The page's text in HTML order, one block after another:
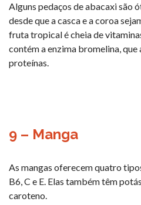
Alguns pedaços de abacaxi são
desde que a casca e a coroa
fruta tropical é cheia de
contém a enzima bromelina, que
proteínas.
9 – Manga
As mangas oferecem quatro
B6, C e E. Elas também têm
caroteno.